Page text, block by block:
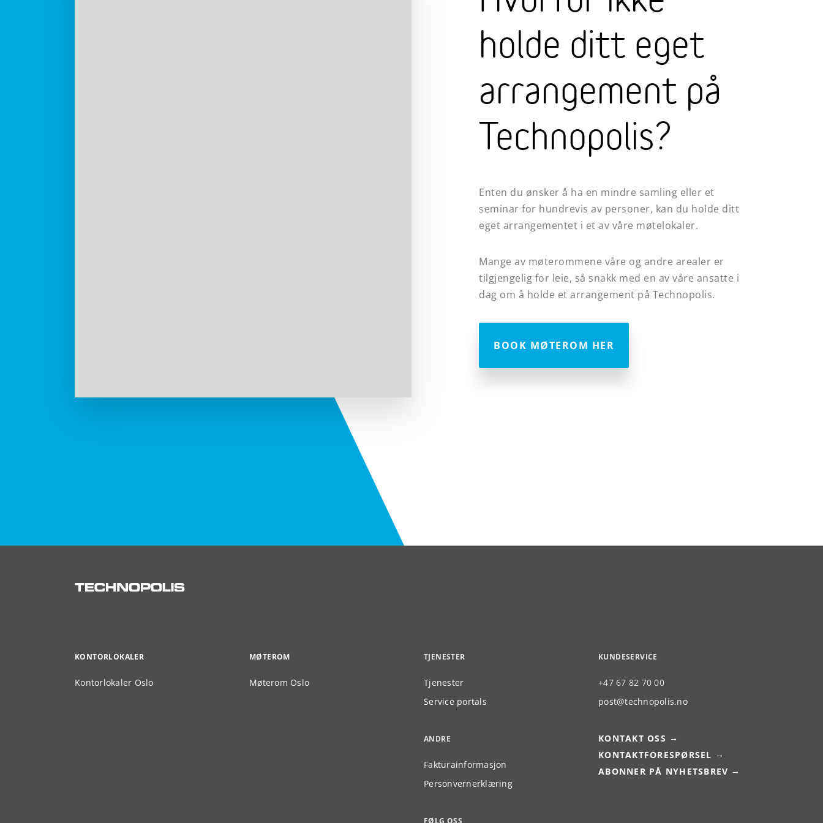
holde ditt eget
arrangement på
Technopolis?
Enten du ønsker å ha en mindre samling eller et
seminar for hundrevis av personer, kan du holde ditt
eget arrangementet i et av våre møtelokaler.
Mange av møterommene våre og andre arealer er
tilgjengelig for leie, så snakk med en av våre ansatte i
dag om å holde et arrangement på Technopolis.
BOOK MØTEROM HER
KONTORLOKALER
Kontorlokaler Oslo
MØTEROM
Møterom Oslo
TJENESTER
Tjenester
Service portals
ANDRE
Fakturainformasjon
Personvernerklæring
KUNDESERVICE
+47 67 82 70 00
post@technopolis.no
KONTAKT OSS
KONTAKTFORESPØRSEL
ABONNER PÅ NYHETSBREV